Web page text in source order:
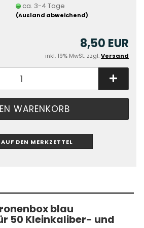
ca. 3-4 Tage
(Ausland abweichend)
8,50 EUR
inkl. 19% MwSt. zzgl.Versand
AUF DEN MERKZETTEL
blau
50 Kleinkaliber- und